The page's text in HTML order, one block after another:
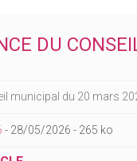
DU
municipal du 20 mars
- 28/05/2026 - 265 ko